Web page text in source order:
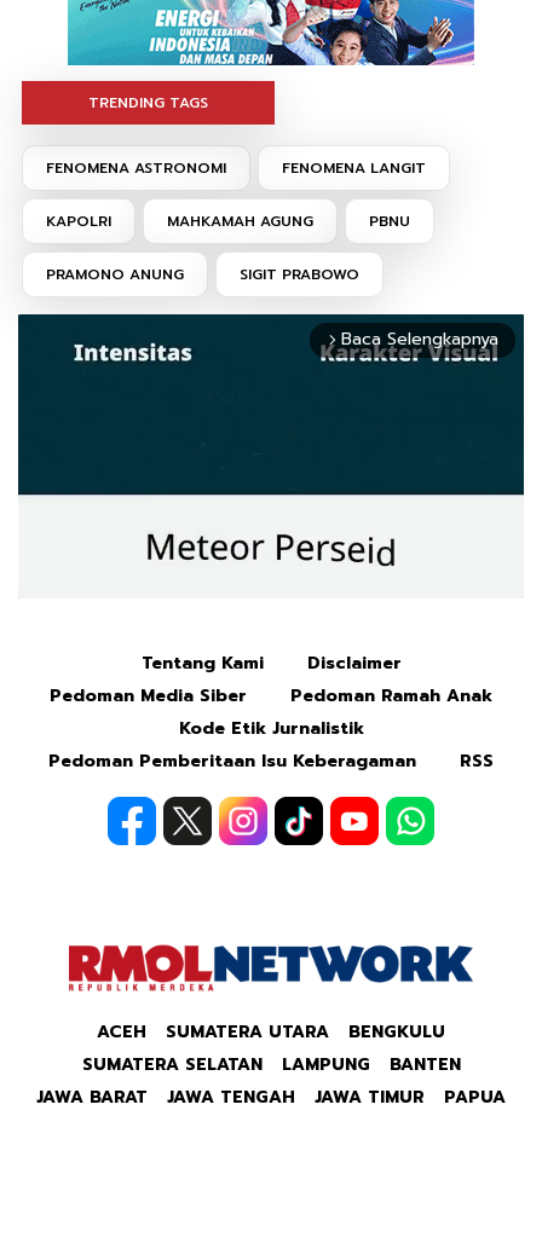
TRENDING TAGS
FENOMENA ASTRONOMI FENOMENA LANGIT
KAPOLRI MAHKAMAH AGUNG PBNU
PRAMONO ANUNG SIGIT PRABOWO
arrow_forward_ios Baca Selengkapnya
Tentang Kami
Disclaimer
Pedoman Media Siber
Pedoman Ramah Anak
Kode Etik Jurnalistik
Pedoman Pemberitaan Isu Keberagaman
RSS
ACEH SUMATERA UTARA
BENGKULU
SUMATERA SELATAN
LAMPUNG
BANTEN
JAWA BARAT
JAWA TENGAH JAWA TIMUR PAPUA